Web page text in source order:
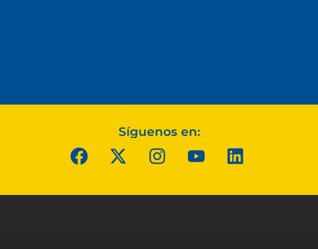
Síguenos en: